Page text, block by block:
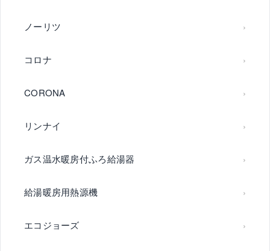
ノーリツ
コロナ
CORONA
リンナイ
ガス温水暖房付ふろ給湯器
給湯暖房用熱源機
エコジョーズ